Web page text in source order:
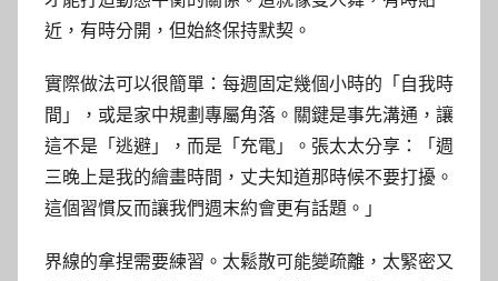
近，有時分開，但始終保持默契。
實際做法可以很簡單：每週固定幾個小時的「自我時
間」，或是家中規劃專屬角落。關鍵是事先溝通，讓
這不是「逃避」，而是「充電」。張太太分享：「週
三晚上是我的繪畫時間，丈夫知道那時候不要打擾。
這個習慣反而讓我們週末約會更有話題。」
界線的拿捏需要練習。太鬆散可能變疏離，太緊密又